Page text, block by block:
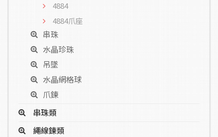
4884
4884爪座
串珠
水晶珍珠
吊墜
水晶網格球
爪鍊
串珠類
繩線鍊類